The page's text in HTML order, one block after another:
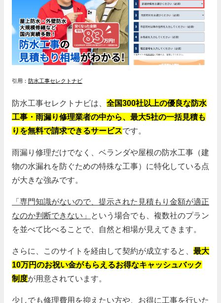
引用： 防水工事セレクトナビ
防水工事セレクトナビは、 全国300社以上の優良な防水
工事・雨漏り修理業者の中から、最大5社の一括見積も
りを無料で請求できるサービスです。
雨漏り修理だけでなく、ベランダや屋根の防水工事（建
物の水漏れを防ぐための特殊な工事）に特化している点
が大きな強みです。
「専門知識がないので、提示された見積もり金額が適正
なのか判断できない」
という場合でも、複数社のプラン
を並べて比べることで、自然と相場が見えてきます。
さらに、このサイトを経由して契約が成立すると、 最大
10万円のお祝い金がもらえるお得なキャッシュバック
制度が用意されています。
少しでも修理費用を抑えたい方や、お得に工事を行いた